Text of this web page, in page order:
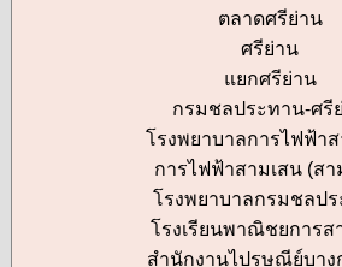
ตลาดศรีย่าน
ศรีย่าน
แยกศรีย่าน
กรมชลประทาน-ศรี
โรงพยาบาลการไฟฟ้า
การไฟฟ้าสามเสน (สา
โรงพยาบาลกรมชลป
โรงเรียนพาณิชยการส
สำนักงานไปรษณีย์บาง